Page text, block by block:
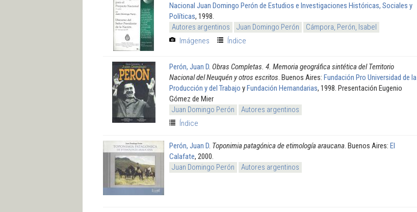
Nacional Juan Domingo Perón de Estudios e Investigaciones Históricas, Sociales y
Políticas, 1998.
Autores argentinos
Juan Domingo Perón
Cámpora, Perón, Isabel
Imágenes
Índice
Perón, Juan D. Obras Completas. 4. Memoria geográfica sintética del Territorio
Nacional del Neuquén y otros escritos. Buenos Aires: Fundación Pro Universidad de la
Producción y del Trabajo yFundación Hernandarias, 1998. Presentación Eugenio
Gómez de Mier
Juan Domingo Perón
Autores argentinos
Índice
Perón, Juan D. Toponimia patagónica de etimología araucana. Buenos Aires: El
Calafate, 2000.
Juan Domingo Perón
Autores argentinos